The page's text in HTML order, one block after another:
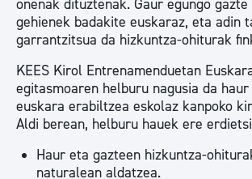
onenak dituztenak. Gaur egungo
gehienek badakite euskaraz, eta adin
garrantzitsua da hizkuntza-ohiturak
KEES Kirol Entrenamenduetan
egitasmoaren helburu nagusia da
euskara erabiltzea eskolaz kanpoko
Aldi berean, helburu hauek ere
Haur eta gazteen hizkuntza-
naturalean aldatzea.